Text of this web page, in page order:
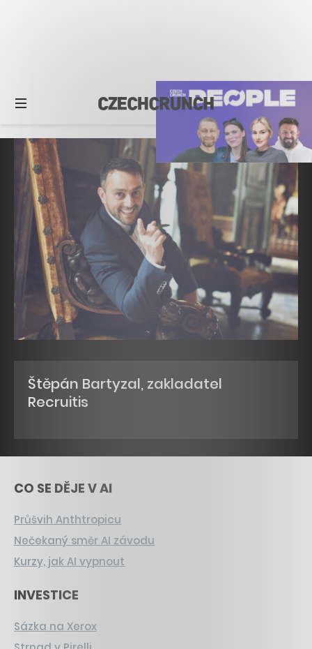
Štěpán Bartyzal, zakladatel
Recruitis
CO SE DĚJE V AI
Průšvih Anthtropicu
Nečekaný směr AI závodu
Kurzy, jak AI vypnout
INVESTICE
Sázka na Xerox